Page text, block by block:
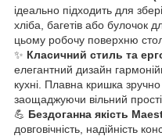
ідеально підходить для
хліба, багетів або булочок
цьому робочу поверхню
✨ Класичний стиль та
елегантний дизайн
кухні. Плавна кришка зручно
заощаджуючи вільний
💪 Бездоганна якість
довговічність, надійність